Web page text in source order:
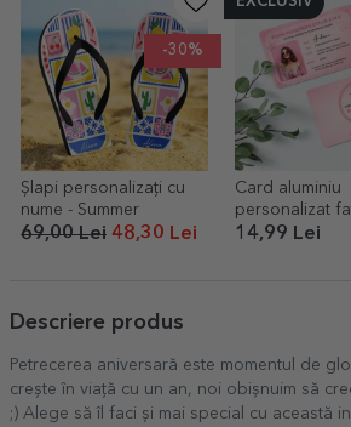
-30%
Șlapi personalizați cu
nume - Summer
69,00 Lei 48,30 Lei
Card aluminiu
personalizat
cu o poză și
14,99 Lei
Descriere produs
Petrecerea aniversară este momentul de
crește în viață cu un an, noi obișnuim să
;) Alege să îl faci și mai special cu această